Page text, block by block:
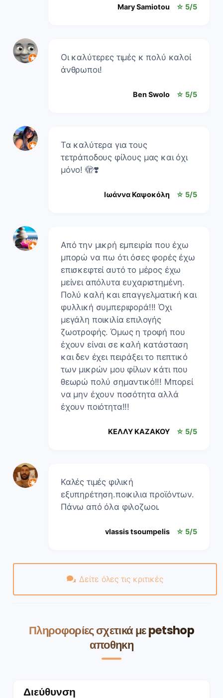
Mary Samiotou ☆ 5/5
Οι καλύτερες τιμές κ πολύ καλοί
άνθρωποι!
Ben Swolo ☆ 5/5
Τα καλύτερα για τους
τετράποδους φίλους μας και όχι
μόνο! 🫣❣️
Ιωάννα Καψοκόλη ☆ 5/5
Από την μικρή εμπειρία που έχω
μπορώ να πω ότι όσες φορές έχω
επισκεφτεί αυτό το μέρος έχω
μείνει απόλυτα ευχαριστημένη.
Πολύ καλή και επαγγελματική και
φυλλική συμπεριφορά!!! Όχι
μεγάλη ποικιλία επιλογής
ζωοτροφής. Όμως η τροφή που
έχουν είναι σε καλή κατάσταση
και δεν έχει πειράξει το πεπτικό
των μικρών μου φίλων κάτι που
θεωρώ πολύ σημαντικό!!! Μπορεί
να μην έχουν ποσότητα αλλά
έχουν ποιότητα!!!
ΚΕΛΛΥ ΚΑΖΑΚΟΥ ☆ 5/5
Καλές τιμές φιλική
εξυπηρέτηση.ποικιλια προϊόντων.
Πάνω από όλα φιλοζωοι.
vlassis tsoumpelis ☆ 5/5
Δείτε όλες τις κριτικές
Πληροφορίες σχετικά με petshop
αποθηκη
Διεύθυνση